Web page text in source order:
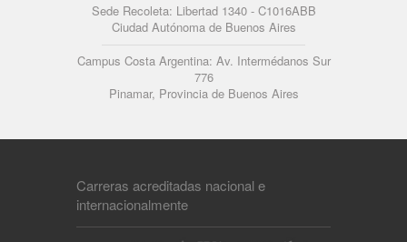
Sede Recoleta: Libertad 1340 - C1016ABB
Ciudad Autónoma de Buenos Aires
Campus Costa Argentina: Av. Intermédanos Sur
776
Pinamar, Provincia de Buenos Aires
Carreras acreditadas nacional e
internacionalmente